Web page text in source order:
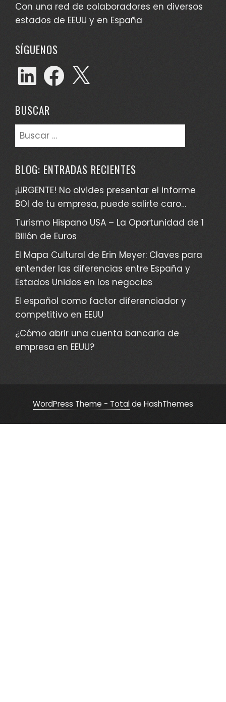
Con una red de colaboradores en diversos
estados de EEUU y en España
SÍGUENOS
LinkedInFacebook
X
BUSCAR
Buscar:
BLOG: ENTRADAS RECIENTES
¡URGENTE! No olvides presentar el informe
BOI de tu empresa, puede salirte caro…
Turismo Hispano USA – La Oportunidad de 1
Billón de Euros
El Mapa Cultural de Erin Meyer: Claves para
entender las diferencias entre España y
Estados Unidos en los negocios
El español como factor diferenciador y
competitivo en EEUU
¿Cómo abrir una cuenta bancaria de
empresa en EEUU?
WordPress Theme - Totalde HashThemes